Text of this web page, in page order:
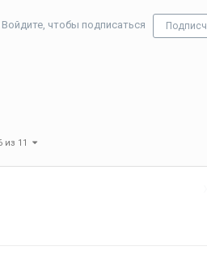
Войдите, чтобы подписаться
из 11